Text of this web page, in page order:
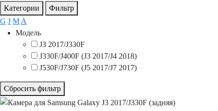
Категории
Фильтр
G J M A
Модель
J3 2017/J330F
J330F/J400F (J3 2017/J4 2018)
J530F/J730F (J5 2017/J7 2017)
Сбросить фильтр